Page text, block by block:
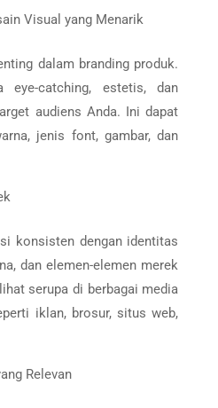
Visual yang Menarik
dalam branding produk.
eye-catching, estetis, dan
audiens Anda. Ini dapat
jenis font, gambar, dan
konsisten dengan identitas
dan elemen-elemen merek
serupa di berbagai media
iklan, brosur, situs web,
Relevan